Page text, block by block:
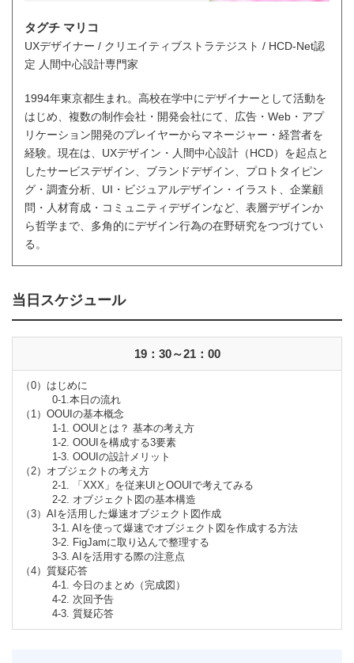
タグチ マリコ
UXデザイナー / クリエイティブストラテジスト / HCD-Net認
定 人間中心設計専門家
1994年東京都生まれ。高校在学中にデザイナーとして活動を
はじめ、複数の制作会社・開発会社にて、広告・Web・アプ
リケーション開発のプレイヤーからマネージャー・経営者を
経験。現在は、UXデザイン・人間中心設計（HCD）を起点と
したサービスデザイン、ブランドデザイン、プロトタイピン
グ・調査分析、UI・ビジュアルデザイン・イラスト、企業顧
問・人材育成・コミュニティデザインなど、表層デザインか
ら哲学まで、多角的にデザイン行為の在野研究をつづけてい
る。
当日スケジュール
19：30～21：00
（0）はじめに
0-1.本日の流れ
（1）OOUIの基本概念
1-1. OOUIとは？ 基本の考え方
1-2. OOUIを構成する3要素
1-3. OOUIの設計メリット
（2）オブジェクトの考え方
2-1. 「XXX」を従来UIとOOUIで考えてみる
2-2. オブジェクト図の基本構造
（3）AIを活用した爆速オブジェクト図作成
3-1. AIを使って爆速でオブジェクト図を作成する方法
3-2. FigJamに取り込んで整理する
3-3. AIを活用する際の注意点
（4）質疑応答
4-1. 今日のまとめ（完成図）
4-2. 次回予告
4-3. 質疑応答